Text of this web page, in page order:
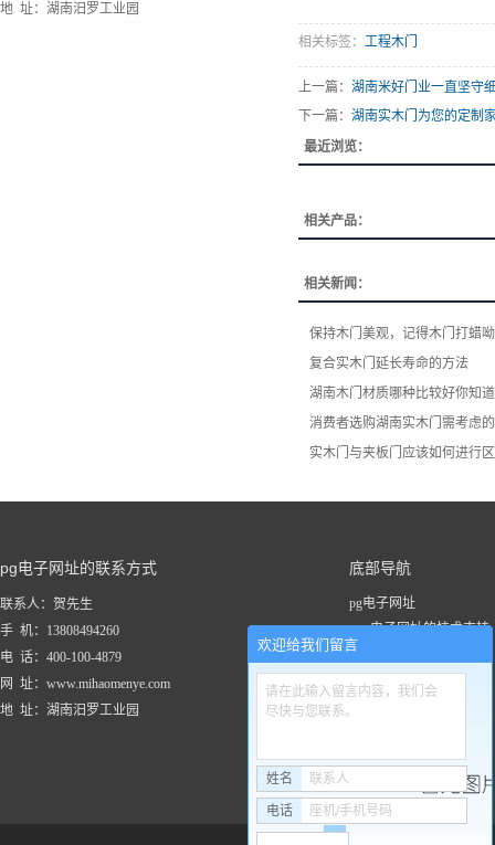
地 址：湖南汨罗工业园
相关标签： 工程木门
上一篇： 湖南米好门业一直坚守
下一篇： 湖南实木门为您的定制
最近浏览：
相关产品：
相关新闻：
保持木门美观，记得木门打蜡呦
复合实木门延长寿命的方法
湖南木门材质哪种比较好你知
消费者选购湖南实木门​需考虑
实木门与夹板门应该如何进行
pg电子网址的联系方式
联系人：贺先生
手 机：13808494260
电 话：400-100-4879
网 址：www.mihaomenye.com
地 址：湖南汨罗工业园
底部导航
pg电子网址
pg电子网址的技术支持
关于pg电子网址
工程案例
欢迎给我们留言
请在此输入留言内容，我们会
尽快与您联系。
姓名 联系人
电话 座机/手机号码